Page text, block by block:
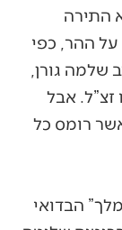
התירה
על ההר, כפי
שלמה גורן,
זצ”ל. אבל
רומס כל
הבדואי